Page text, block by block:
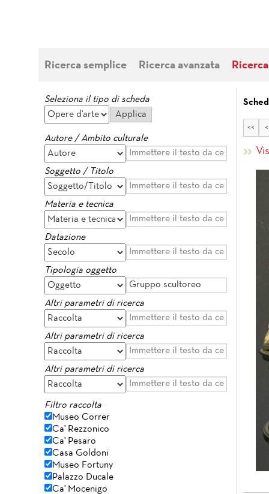
Ricerca semplice Ricerca avanzata
Seleziona il tipo di scheda
Autore / Ambito culturale
Soggetto / Titolo
Materia e tecnica
Datazione
Tipologia oggetto
Altri parametri di ricerca
Altri parametri di ricerca
Altri parametri di ricerca
Filtro raccolta
Museo Correr
Ca' Rezzonico
Ca' Pesaro
Casa Goldoni
Museo Fortuny
Palazzo Ducale
Ca' Mocenigo
<< <